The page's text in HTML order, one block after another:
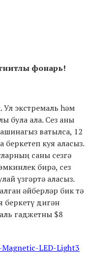
фонарь!
экстремаль һәм
була ала. Сез аны
ватылса, 12
беркетеп куя аласыз.
саны сезгә
бирә, сез
үзгәртә аласыз.
әйберләр бик тә
беркетү дигән
гаджетны $8